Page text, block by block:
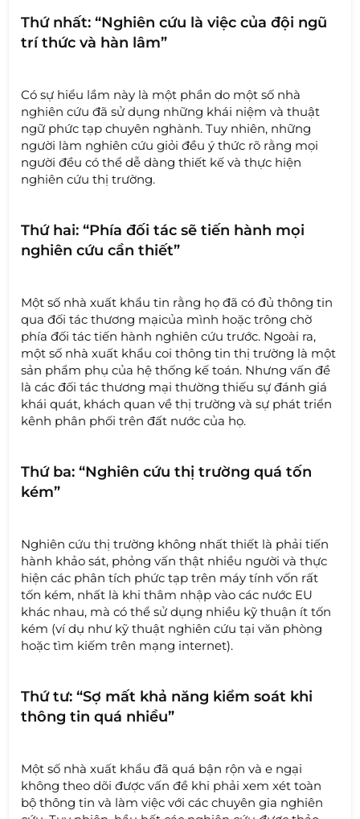
Thứ nhất: “Nghiên cứu là việc của đội ngũ
trí thức và hàn lâm”
Có sự hiểu lầm này là một phần do một số nhà
nghiên cứu đã sử dụng những khái niệm và thuật
ngữ phức tạp chuyên nghành. Tuy nhiên, những
người làm nghiên cứu giỏi đều ý thức rõ rằng mọi
người đều có thể dễ dàng thiết kế và thực hiện
nghiên cứu thị trường.
Thứ hai: “Phía đối tác sẽ tiến hành mọi
nghiên cứu cần thiết”
Một số nhà xuất khẩu tin rằng họ đã có đủ thông tin
qua đối tác thương mạicủa mình hoặc trông chờ
phía đối tác tiến hành nghiên cứu trước. Ngoài ra,
một số nhà xuất khẩu coi thông tin thị trường là một
sản phẩm phụ của hệ thống kế toán. Nhưng vấn đề
là các đối tác thương mại thường thiếu sự đánh giá
khái quát, khách quan về thị trường và sự phát triển
kênh phân phối trên đất nước của họ.
Thứ ba: “Nghiên cứu thị trường quá tốn
kém”
Nghiên cứu thị trường không nhất thiết là phải tiến
hành khảo sát, phỏng vấn thật nhiều người và thực
hiện các phân tích phức tạp trên máy tính vốn rất
tốn kém, nhất là khi thâm nhập vào các nước EU
khác nhau, mà có thể sử dụng nhiều kỹ thuận ít tốn
kém (ví dụ như kỹ thuật nghiên cứu tại văn phòng
hoặc tìm kiếm trên mạng internet).
Thứ tư: “Sợ mất khả năng kiểm soát khi
thông tin quá nhiều”
Một số nhà xuất khẩu đã quá bận rộn và e ngại
không theo dõi được vấn đề khi phải xem xét toàn
bộ thông tin và làm việc với các chuyên gia nghiên